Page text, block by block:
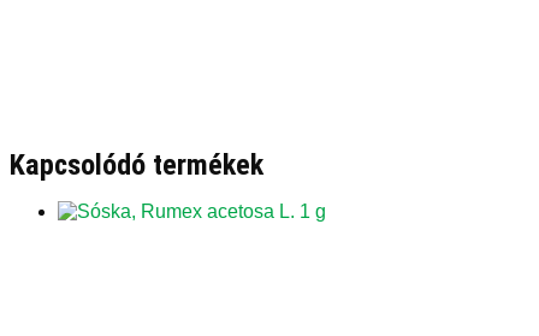
Kapcsolódó termékek